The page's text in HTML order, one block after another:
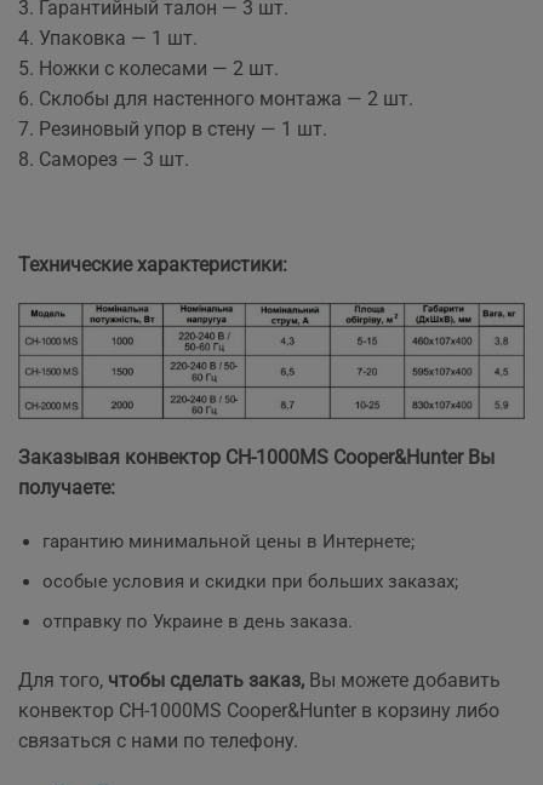
3. Гарантийный талон — 3 шт.
4. Упаковка — 1 шт.
5. Ножки с колесами — 2 шт.
6. Склобы для настенного монтажа — 2 шт.
7. Резиновый упор в стену — 1 шт.
8. Саморез — 3 шт.
Технические характеристики:
Заказывая конвектор CH-1000MS Cooper&HunterВы
получаете:
гарантию минимальной цены в Интернете;
особые условия и скидки при больших заказах;
отправку по Украине в день заказа.
Для того, чтобы сделать заказ, Вы можете добавить
конвектор CH-1000MS Cooper&Hunter в корзину либо
связаться с нами по телефону.